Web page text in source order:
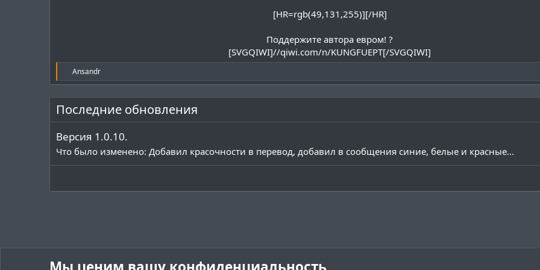
[HR=rgb(49,131,255)][/HR]
Поддержите автора евром! ?
[SVGQIWI]//qiwi.com/n/KUNGFUEPT[/SVGQIWI]​
Р
е
к
ц
:
Ansandr
Последние обновления
Версия 1.0.10.
Что было изменено: Добавил красочности в перевод, добавил в сообщения синие, белые и красные...